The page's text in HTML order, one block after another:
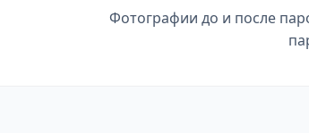
Фотографии до и после